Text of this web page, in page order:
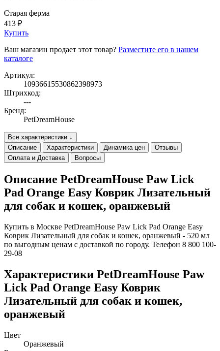
Старая ферма
413 ₽
Купить
Ваш магазин продает этот товар? Разместите его в нашем
каталоге
Артикул:
10936615530862398973
Штрихкод:
---
Бренд:
PetDreamHouse
Все характеристики ↓
Описание
Характеристики Динамика цен
Отзывы
Оплата и Доставка
Вопросы
Описание PetDreamHouse Paw Lick
Pad Orange Easy Коврик Лизательный
для собак и кошек, оранжевый
Купить в Москве PetDreamHouse Paw Lick Pad Orange Easy
Коврик Лизательный для собак и кошек, оранжевый - 520 мл
по выгодным ценам с доставкой по городу. Телефон 8 800 100-
29-08
Характеристики PetDreamHouse Paw
Lick Pad Orange Easy Коврик
Лизательный для собак и кошек,
оранжевый
Цвет
Оранжевый